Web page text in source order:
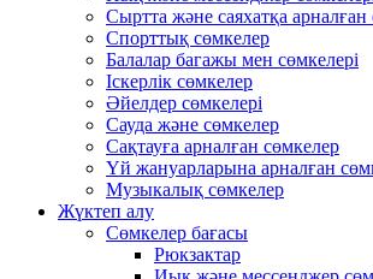
Сыртта және саяхатқа арналған
Спорттық сөмкелер
Балалар багажы мен сөмкелері
Іскерлік сөмкелер
Әйелдер сөмкелері
Сауда және сөмкелер
Сақтауға арналған сөмкелер
Үй жануарларына арналған
Музыкалық сөмкелер
Жүктеп алу
Сөмкелер бағасы
Рюкзактар